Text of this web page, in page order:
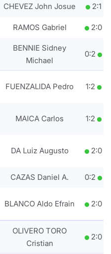
CHEVEZ John Josue 2:1
RAMOS Gabriel 2:0
BENNIE Sidney
Michael
0:2
FUENZALIDA Pedro 1:2
MAICA Carlos 1:2
DA Luiz Augusto 2:0
CAZAS Daniel A. 0:2
BLANCO Aldo Efrain 2:0
OLIVERO TORO
Cristian
2:0